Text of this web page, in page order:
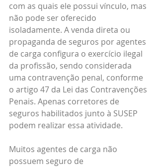
com as quais ele possui vínculo, mas
não pode ser oferecido
isoladamente. A venda direta ou
propaganda de seguros por agentes
de carga configura o exercício ilegal
da profissão, sendo considerada
uma contravenção penal, conforme
o artigo 47 da Lei das Contravenções
Penais. Apenas corretores de
seguros habilitados junto à SUSEP
podem realizar essa atividade.
Muitos agentes de carga não
possuem seguro de